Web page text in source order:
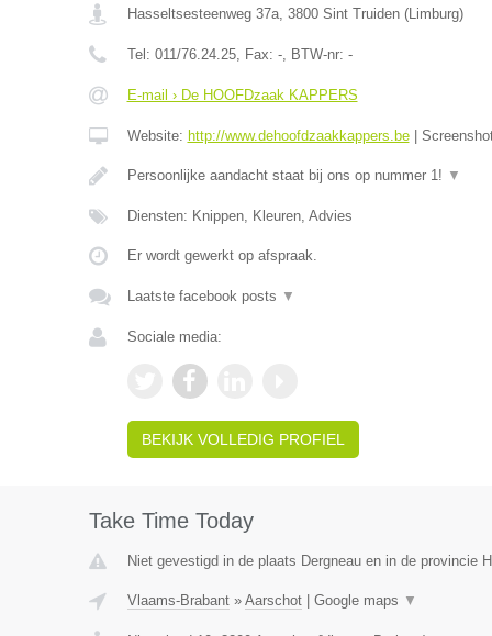
Hasseltsesteenweg 37a, 3800 Sint Truiden(Limburg)
Tel: 011/76.24.25, Fax: -, BTW-nr: -
E-mail › De HOOFDzaak KAPPERS
Website: http://www.dehoofdzaakkappers.be|
Persoonlijke aandacht staat bij ons op nummer 1! ▼
Diensten: Knippen, Kleuren, Advies
Er wordt gewerkt op afspraak.
Laatste facebook posts ▼
Sociale media:
BEKIJK VOLLEDIG PROFIEL
Take Time Today
Niet gevestigd in de plaats Dergneau en in de provincie
Vlaams-Brabant» Aarschot| Google maps ▼